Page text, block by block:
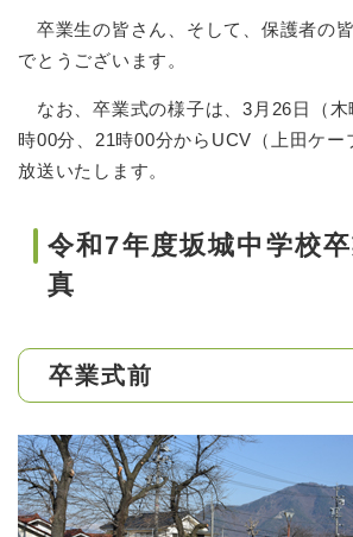
卒業生の皆さん、そして、保護者の
でとうございます。
なお、卒業式の様子は、3月26日（木
時00分、21時00分からUCV（上田ケー
放送いたします。
令和7年度坂城中学校
真
卒業式前